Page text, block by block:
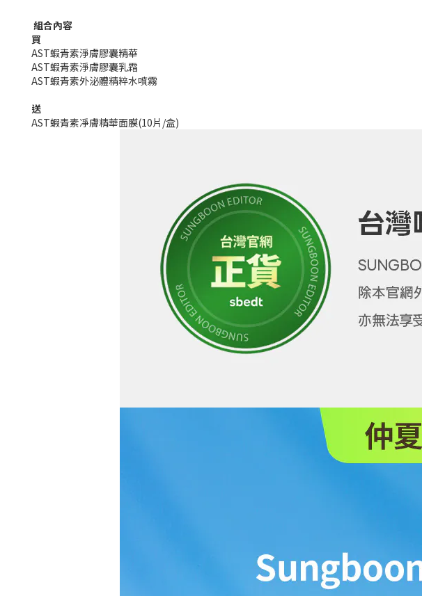
組合內容
買
AST蝦青素淨膚膠囊精華
AST蝦青素淨膚膠囊乳霜
AST蝦青素外泌體精粹水噴霧
送
AST蝦青素凈膚精華面膜(10片/盒)